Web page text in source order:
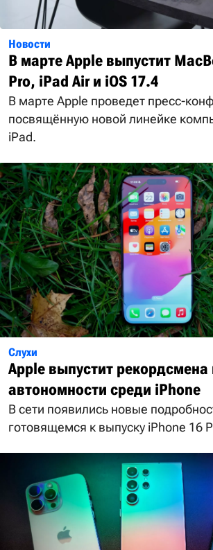
Новости
В марте Apple выпустит
Pro, iPad Air и iOS 17.4
В марте Apple проведет пресс-
посвящённую новой линейке
iPad.
Слухи
Apple выпустит рекордсмена
автономности среди iPhone
В сети появились новые
готовящемся к выпуску iPhone 16